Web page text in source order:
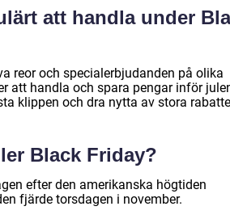
att handla under
reor och specialerbjudanden på olika
att handla och spara pengar inför
klippen och dra nytta av stora
Black Friday?
efter den amerikanska högtiden
fjärde torsdagen i november.